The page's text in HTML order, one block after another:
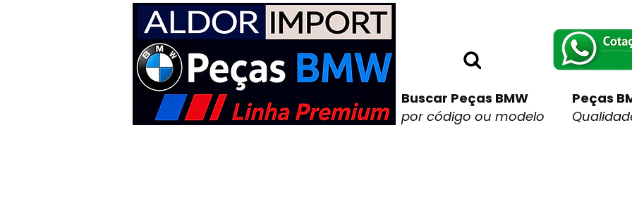
Buscar Peças BMW
por código ou modelo
Peças